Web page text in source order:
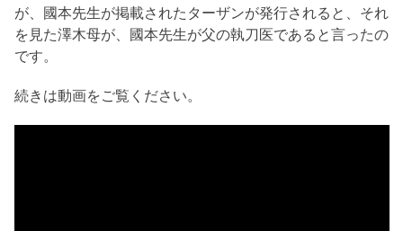
が、國本先生が掲載されたターザンが発行されると、それ
を見た澤木母が、國本先生が父の執刀医であると言ったの
です。
続きは動画をご覧ください。